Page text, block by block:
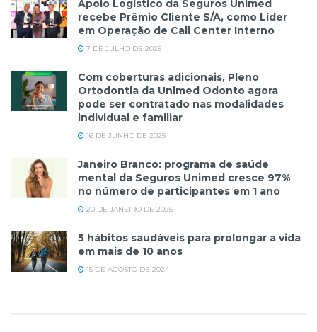
Apoio Logístico da Seguros Unimed
recebe Prêmio Cliente S/A, como Líder
em Operação de Call Center Interno
7 DE JULHO DE 2025
Com coberturas adicionais, Pleno
Ortodontia da Unimed Odonto agora
pode ser contratado nas modalidades
individual e familiar
16 DE JUNHO DE 2025
Janeiro Branco: programa de saúde
mental da Seguros Unimed cresce 97%
no número de participantes em 1 ano
20 DE JANEIRO DE 2025
5 hábitos saudáveis para prolongar a vida
em mais de 10 anos
15 DE AGOSTO DE 2024